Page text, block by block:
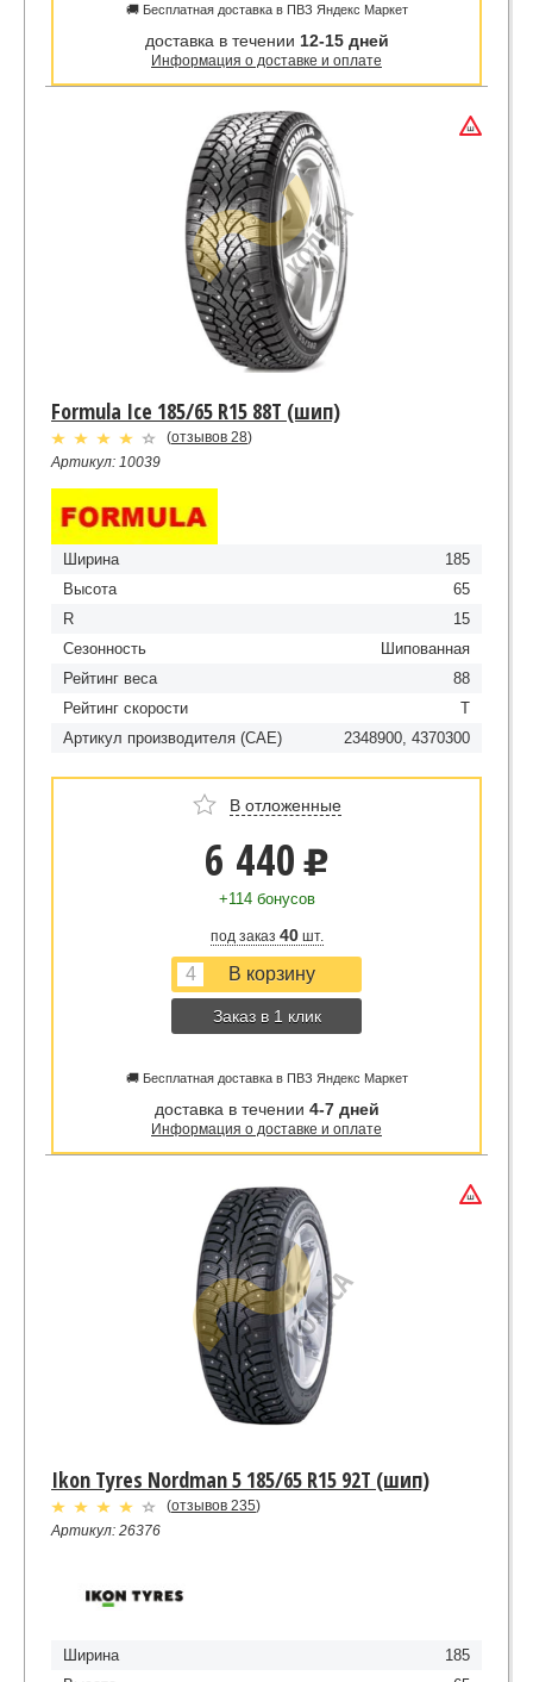
🚚 Бесплатная доставка в ПВЗ Яндекс Маркет
доставка в течении 12-15 дней
Информация о доставке и оплате
Formula Ice 185/65 R15 88T (шип)
(отзывов 28)
Артикул: 10039
Ширина
185
Высота
65
R
15
Сезонность
Шипованная
Рейтинг веса
88
Рейтинг скорости
T
Артикул производителя (CAE)
2348900, 4370300
В отложенные
6 440 u
+114 бонусов
под заказ 40шт.
Заказ в 1 клик
🚚 Бесплатная доставка в ПВЗ Яндекс Маркет
доставка в течении 4-7 дней
Информация о доставке и оплате
Ikon Tyres Nordman 5 185/65 R15 92T (шип)
(отзывов 235)
Артикул: 26376
Ширина
185